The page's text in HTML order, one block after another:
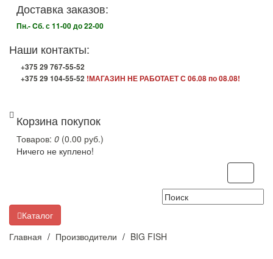
Доставка заказов:
Пн.- Cб. с 11-00 до 22-00
Наши контакты:
+375 29 767-55-52
+375 29 104-55-52 !МАГАЗИН НЕ РАБОТАЕТ С 06.08 по 08.08!
Корзина покупок
Товаров:0 (0.00 руб.)
Ничего не куплено!
Каталог
Главная
Производители BIG FISH